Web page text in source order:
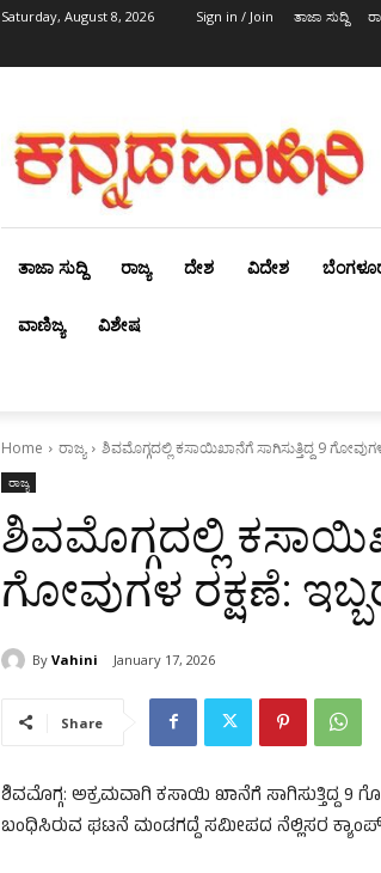
Saturday, August 8, 2026 Sign in / Join ತಾಜಾ ಸುದ್ದಿ
ತಾಜಾ ಸುದ್ದಿ ರಾಜ್ಯ ದೇಶ ವಿದೇಶ
ವಾಣಿಜ್ಯ ವಿಶೇಷ
Home ರಾಜ್ಯ ಶಿವಮೊಗ್ಗದಲ್ಲಿ ಕಸಾಯಿಖಾನೆಗೆ ಸಾಗಿಸುತ್ತಿದ್ದ 9
ರಾಜ್ಯ
ಶಿವಮೊಗ್ಗದಲ್ಲಿ
ಗೋವುಗಳ ರಕ್ಷಣೆ:
By Vahini January 17, 2026
Share
ಶಿವಮೊಗ್ಗ: ಅಕ್ರಮವಾಗಿ ಕಸಾಯಿ ಖಾನೆಗೆ ಸಾಗಿಸುತ್ತಿದ್ದ 9
ಬಂಧಿಸಿರುವ ಘಟನೆ ಮಂಡಗದ್ದೆ ಸಮೀಪದ ನೆಲ್ಲಿಸರ